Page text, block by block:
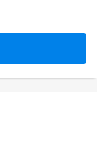
と価値創出に貢